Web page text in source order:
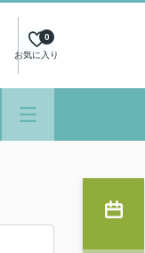
お気に入り
0